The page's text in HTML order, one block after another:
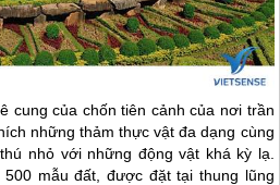
cung của chốn tiên cảnh của nơi trần
những thảm thực vật đa dạng cùng
nhỏ với những động vật khá kỳ lạ.
mẫu đất, được đặt tại thung lũng